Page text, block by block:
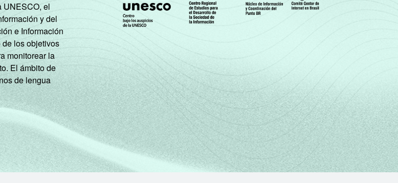
UNESCO, el
y del
e Información
los objetivos
monitorear la
El ámbito de
de lengua